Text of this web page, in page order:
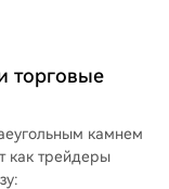
торговые
камнем
как трейдеры